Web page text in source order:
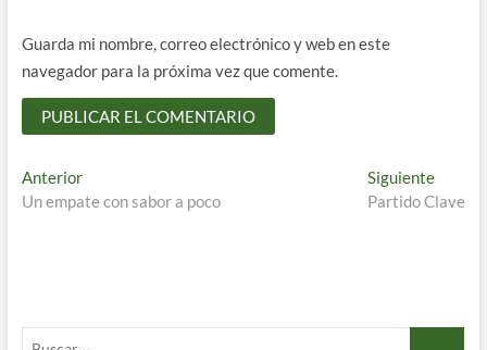
Guarda mi nombre, correo electrónico y web en este
navegador para la próxima vez que comente.
Navegación
de
AnteriorEntrada
anterior:
Un empate con sabor a poco
Siguiente
Partido Clave